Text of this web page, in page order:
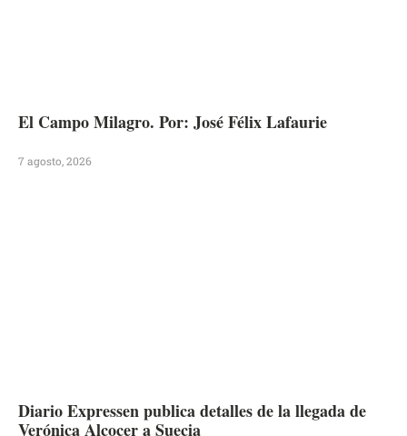
El Campo Milagro. Por: José Félix Lafaurie
7 agosto, 2026
Diario Expressen publica detalles de la llegada de
Verónica Alcocer a Suecia